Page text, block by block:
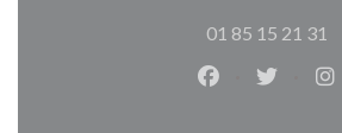
01 85 15 21 31
Facebook
Twitter